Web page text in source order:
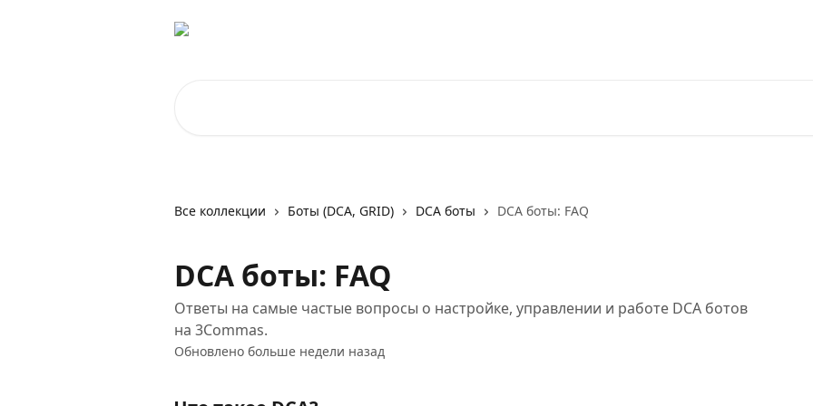
Все коллекции Боты (DCA, GRID) DCA боты DCA боты: FAQ
DCA боты: FAQ
Ответы на самые частые вопросы о настройке, управлении и работе DCA ботов
на 3Commas.
Обновлено больше недели назад